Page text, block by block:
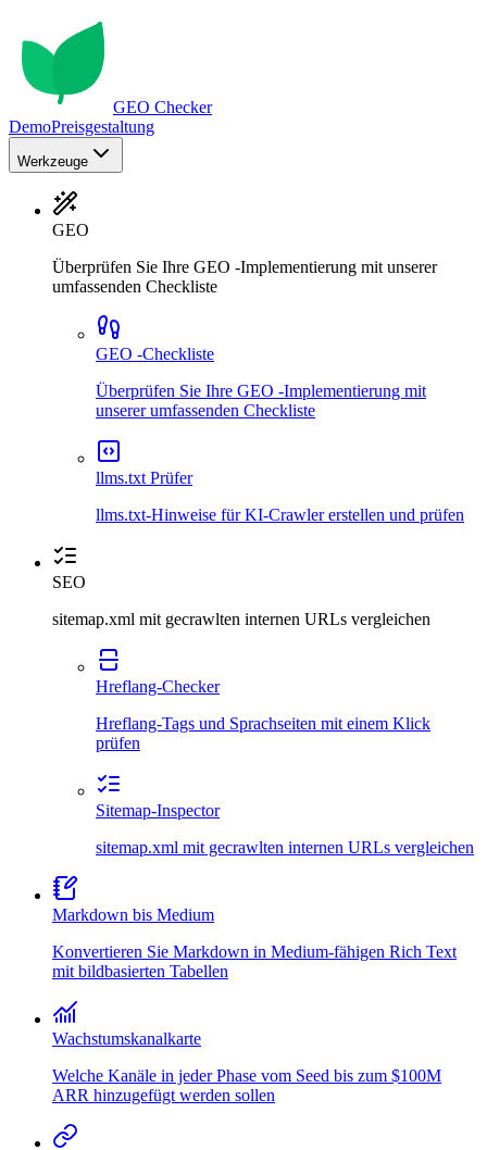
GEO Checker
DemoPreisgestaltung
Werkzeuge
GEO
Überprüfen Sie Ihre GEO -Implementierung mit unserer
umfassenden Checkliste
GEO -Checkliste
Überprüfen Sie Ihre GEO -Implementierung mit
unserer umfassenden Checkliste
llms.txt Prüfer
llms.txt-Hinweise für KI-Crawler erstellen und prüfen
SEO
sitemap.xml mit gecrawlten internen URLs vergleichen
Hreflang-Checker
Hreflang-Tags und Sprachseiten mit einem Klick
prüfen
Sitemap-Inspector
sitemap.xml mit gecrawlten internen URLs vergleichen
Markdown bis Medium
Konvertieren Sie Markdown in Medium-fähigen Rich Text
mit bildbasierten Tabellen
Wachstumskanalkarte
Welche Kanäle in jeder Phase vom Seed bis zum $100M
ARR hinzugefügt werden sollen